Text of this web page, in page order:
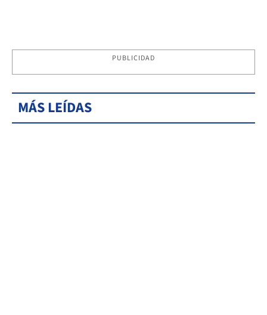
PUBLICIDAD
MÁS LEÍDAS